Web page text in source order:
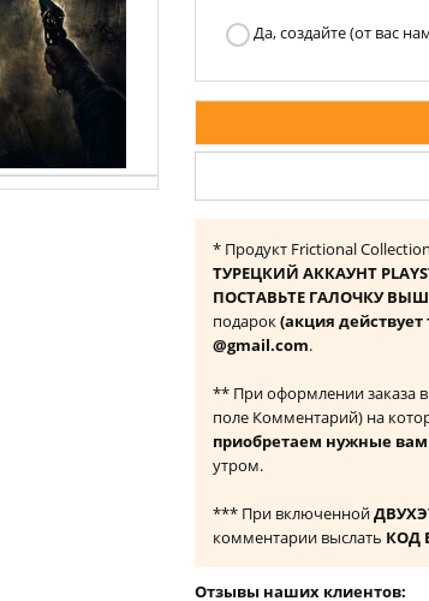
Да, создайте (от вас
* Продукт Frictional
ТУРЕЦКИЙ АККАУНТ
ПОСТАВЬТЕ ГАЛОЧКУ
подарок(акция
@gmail.com.
** При оформлении заказа
поле Комментарий) на
приобретаем нужные
утром.
*** При включенной
комментарии выслать КОД
Отзывы наших клиентов: